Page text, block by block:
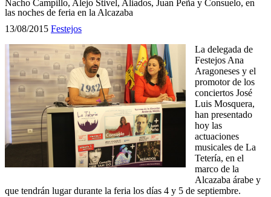
Nacho Campillo, Alejo Stivel, Aliados, Juan Peña y Consuelo, en
las noches de feria en la Alcazaba
13/08/2015 Festejos
La delegada de
Festejos Ana
Aragoneses y el
promotor de los
conciertos José
Luis Mosquera,
han presentado
hoy las
actuaciones
musicales de La
Tetería, en el
marco de la
Alcazaba árabe y
que tendrán lugar durante la feria los días 4 y 5 de septiembre.